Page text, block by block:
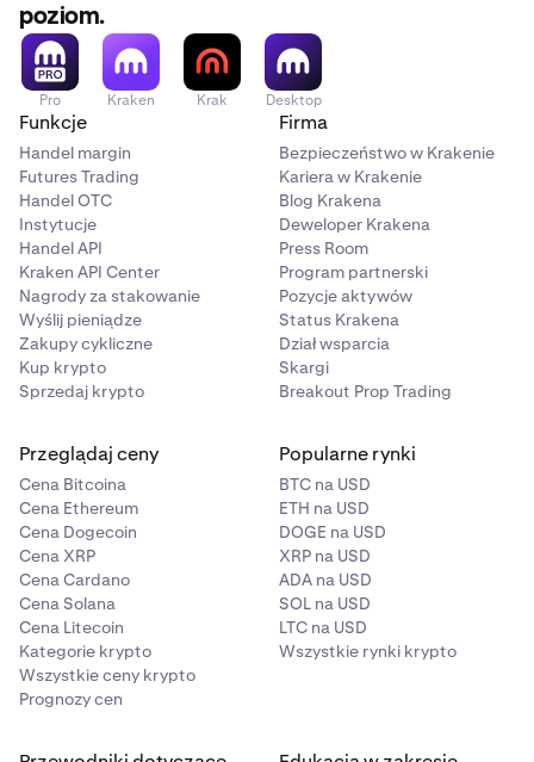
Otrzymujesz wiadomość e-mail i powiadomienie w
aplikacji z powodem naruszenia, znacznikiem czasu
i Twoim kapitałem w momencie naruszenia.
Proces ten jest automatyczny i odbywa się w czasie
rzeczywistym. Nie ma ostrzeżenia przed
uruchomieniem naruszenia. Aby dowiedzieć się więcej o
tym, co dzieje się po naruszeniu, zobaczCo dzieje się,
gdy Twoje konto zostanie naruszone.
poziom.
Pro Kraken Krak Desktop
Funkcje
Handel margin
Futures Trading
Handel OTC
Instytucje
Handel API
Kraken API Center
Nagrody za stakowanie
Wyślij pieniądze
Zakupy cykliczne
Kup krypto
Sprzedaj krypto
Firma
Bezpieczeństwo w Krakenie
Kariera w Krakenie
Blog Krakena
Deweloper Krakena
Press Room
Program partnerski
Pozycje aktywów
Status Krakena
Dział wsparcia
Skargi
Breakout Prop Trading
Przeglądaj ceny
Cena Bitcoina
Cena Ethereum
Cena Dogecoin
Cena XRP
Cena Cardano
Cena Solana
Cena Litecoin
Kategorie krypto
Wszystkie ceny krypto
Prognozy cen
Popularne rynki
BTC na USD
ETH na USD
DOGE na USD
XRP na USD
ADA na USD
SOL na USD
LTC na USD
Wszystkie rynki krypto